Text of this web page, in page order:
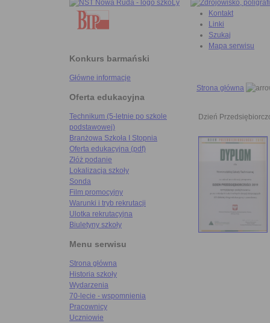
Konkurs barmański
Główne informacje
Oferta edukacyjna
Technikum (5-letnie po szkole
podstawowej)
Branżowa Szkoła I Stopnia
Oferta edukacyjna (pdf)
Złóż podanie
Lokalizacja szkoły
Sonda
Film promocyjny
Warunki i tryb rekrutacji
Ulotka rekrutacyjna
Biuletyny szkoły
Menu serwisu
Strona główna
Historia szkoły
Wydarzenia
70-lecie - wspomnienia
Pracownicy
Uczniowie
Kontakt
Linki
Szukaj
Mapa serwisu
Strona główna
Dzień